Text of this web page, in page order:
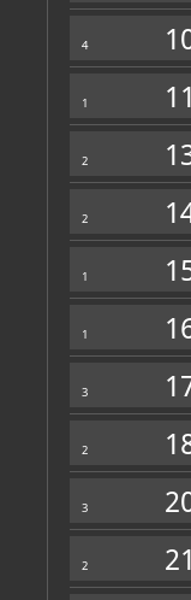
4
1
2
2
1
1
3
2
3
2